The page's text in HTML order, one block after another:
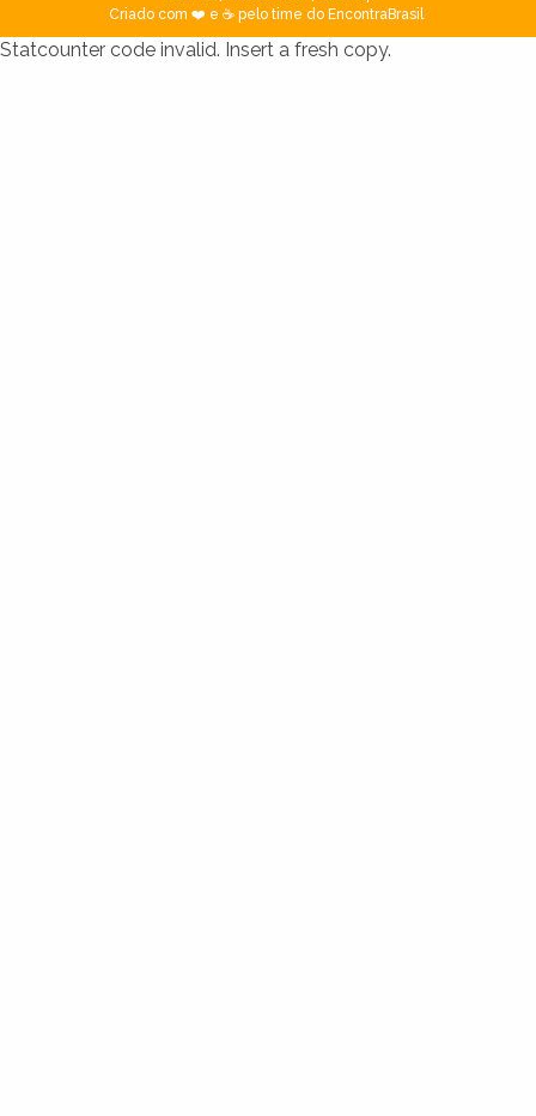
Criado com ❤️ e ☕ pelo time do EncontraBrasil
Statcounter code invalid. Insert a fresh copy.